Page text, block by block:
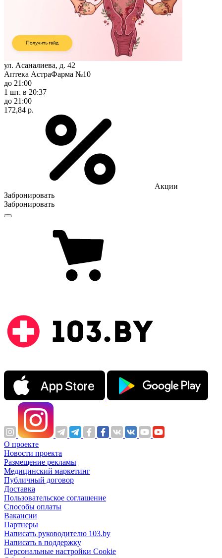
ул. Асаналиева, д. 42
Аптека АстраФарма №10
до 21:00
1 шт. в 20:37
до 21:00
172,84 р.
Акции
Забронировать
Забронировать
О проекте
Новости проекта
Размещение рекламы
Медицинский маркетинг
Публичный договор
Доставка
Пользовательское соглашение
Способы оплаты
Вакансии
Партнеры
Написать руководителю 103.by
Написать в поддержку
Персональные настройки Cookie